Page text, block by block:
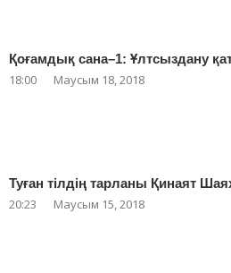
Қоғамдық сана–1: Ұлтсыздану
18:00 Маусым 18, 2018
Туған тілдің тарланы Қинаят
20:23 Маусым 15, 2018